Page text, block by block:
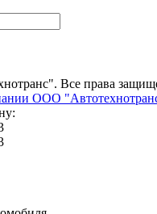
Все права
ООО